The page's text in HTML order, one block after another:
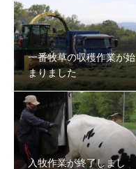
一番牧草の収穫作業が始
まりました
入牧作業が終了しまし